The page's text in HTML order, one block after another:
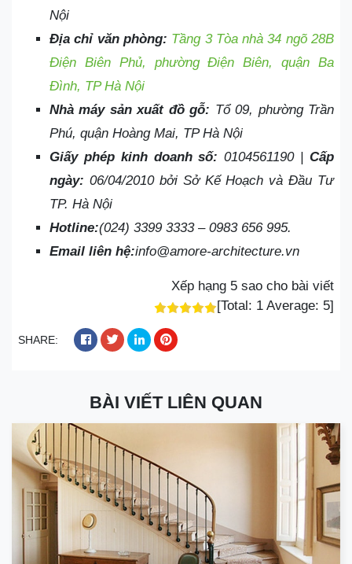
Nội
Địa chỉ văn phòng: Tầng 3 Tòa nhà 34 ngõ 28B
Điện Biên Phủ, phường Điện Biên, quận Ba
Đình, TP Hà Nội
Nhà máy sản xuất đồ gỗ: Tổ 09, phường Trần
Phú, quận Hoàng Mai, TP Hà Nội
Giấy phép kinh doanh số:0104561190 |Cấp
ngày: 06/04/2010 bởi Sở Kế Hoạch và Đầu Tư
TP. Hà Nội
Hotline:(024) 3399 3333 – 0983 656 995.
Email liên hệ:info@amore-architecture.vn
Xếp hạng 5 sao cho bài viết
[Total: 1 Average: 5]
SHARE:
BÀI VIẾT LIÊN QUAN